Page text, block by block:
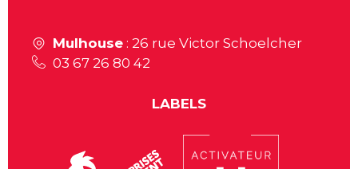
Mulhouse : 26 rue Victor Schoelcher
03 67 26 80 42
LABELS